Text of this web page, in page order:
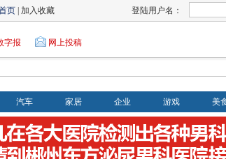
页 | 加入收藏 登陆用户名：
字报 网上投稿
汽车 家居 企业 游戏 美